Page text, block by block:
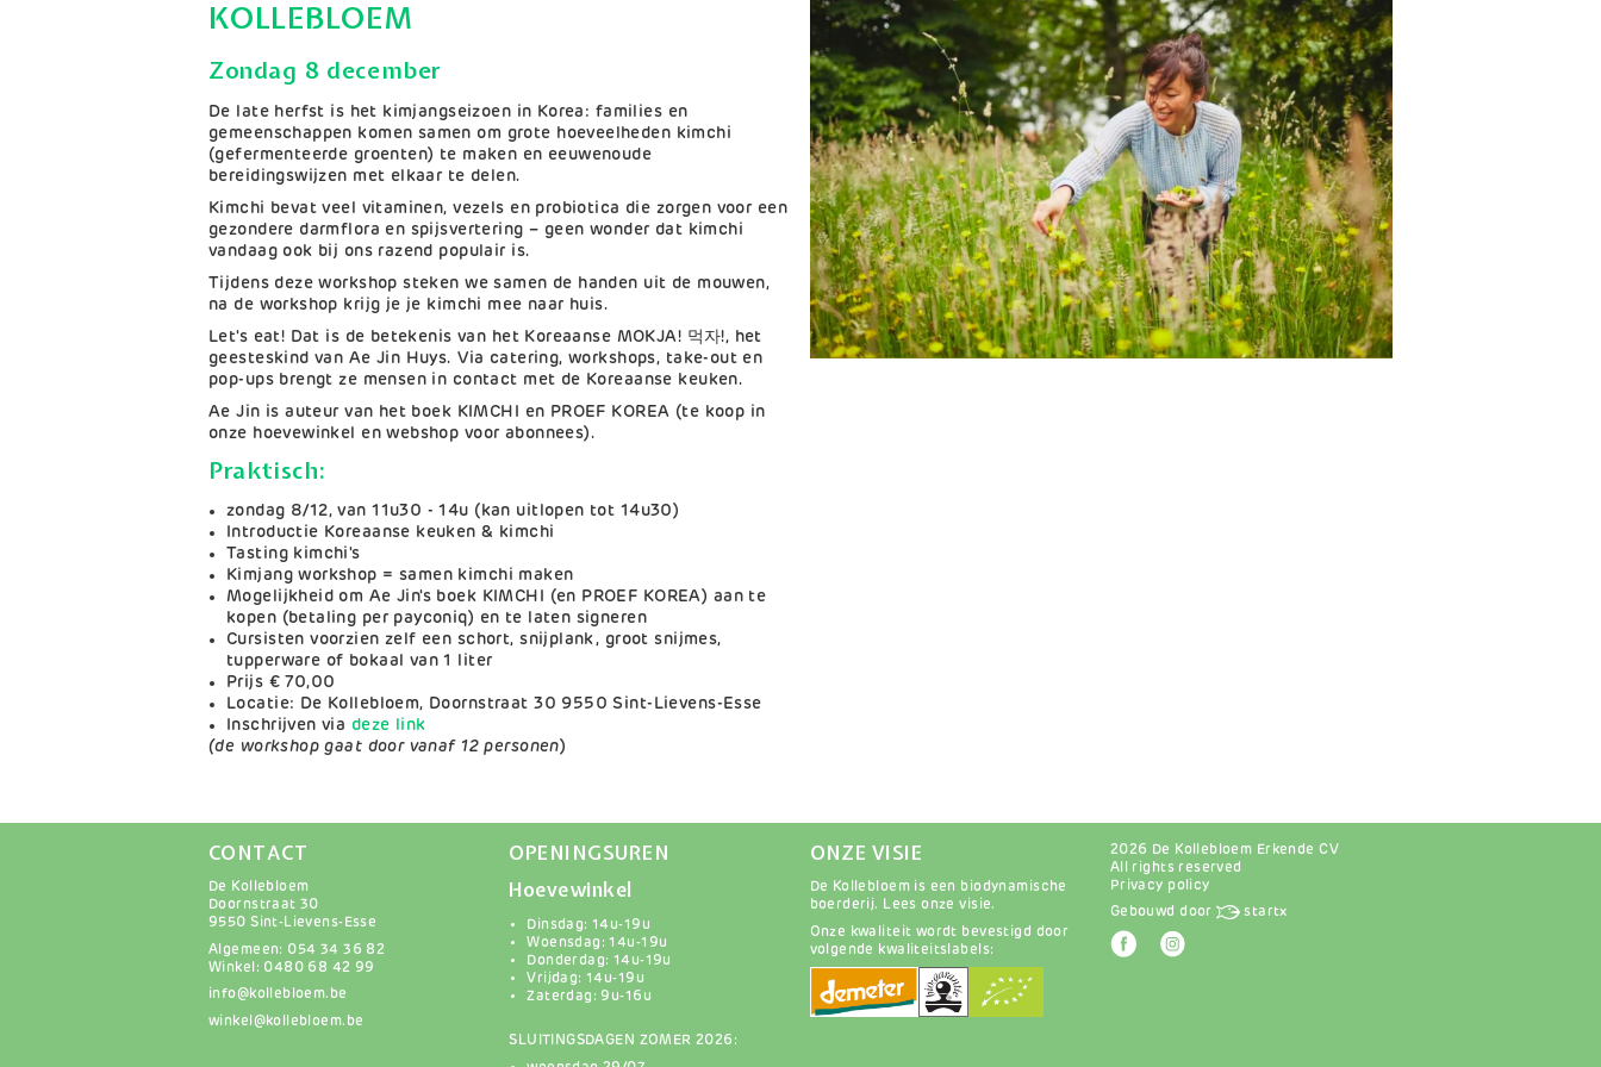
KOLLEBLOEM
Zondag 8 december
De late herfst is het kimjangseizoen in Korea: families en
gemeenschappen komen samen om grote hoeveelheden kimchi
(gefermenteerde groenten) te maken en eeuwenoude
bereidingswijzen met elkaar te delen.
Kimchi bevat veel vitaminen, vezels en probiotica die zorgen voor een
gezondere darmflora en spijsvertering – geen wonder dat kimchi
vandaag ook bij ons razend populair is.
Tijdens deze workshop steken we samen de handen uit de mouwen,
na de workshop krijg je je kimchi mee naar huis.
Let's eat! Dat is de betekenis van het Koreaanse MOKJA! 먹자!, het
geesteskind van Ae Jin Huys. Via catering, workshops, take-out en
pop-ups brengt ze mensen in contact met de Koreaanse keuken.
Ae Jin is auteur van het boek KIMCHI en PROEF KOREA (te koop in
onze hoevewinkel en webshop voor abonnees).
Praktisch:
zondag 8/12, van 11u30 - 14u (kan uitlopen tot 14u30)
Introductie Koreaanse keuken & kimchi
Tasting kimchi's
Kimjang workshop = samen kimchi maken
Mogelijkheid om Ae Jin's boek KIMCHI (en PROEF KOREA) aan te
kopen (betaling per payconiq) en te laten signeren
Cursisten voorzien zelf een schort, snijplank, groot snijmes,
tupperware of bokaal van 1 liter
Prijs € 70,00
Locatie: De Kollebloem, Doornstraat 30 9550 Sint-Lievens-Esse
Inschrijven via deze link
(de workshop gaat door vanaf 12 personen)
CONTACT
De Kollebloem
Doornstraat 30
9550 Sint-Lievens-Esse
Algemeen: 054 34 36 82
Winkel: 0480 68 42 99
info@kollebloem.be
winkel@kollebloem.be
OPENINGSUREN
Hoevewinkel
Dinsdag: 14u-19u
Woensdag: 14u-19u
Donderdag: 14u-19u
Vrijdag: 14u-19u
Zaterdag: 9u-16u
SLUITINGSDAGEN ZOMER 2026:
ONZE VISIE
De Kollebloem is een biodynamische
boerderij. Lees onze visie.
Onze kwaliteit wordt bevestigd door
volgende kwaliteitslabels:
2026 De Kollebloem Erkende CV
All rights reserved
Privacy policy
Gebouwd door startx
AfbeeldingAfbeelding